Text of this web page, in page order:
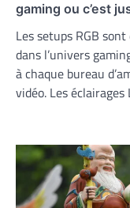
gaming ou c’est
Les setups RGB
dans l’univers
à chaque bureau
vidéo. Les